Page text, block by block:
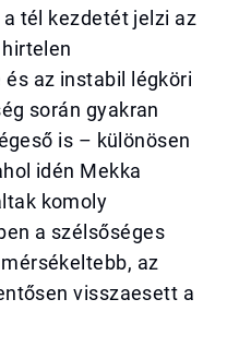
tél kezdetét jelzi az
az instabil légköri
során gyakran
is – különösen
idén Mekka
komoly
a szélsőséges
az
visszaesett a